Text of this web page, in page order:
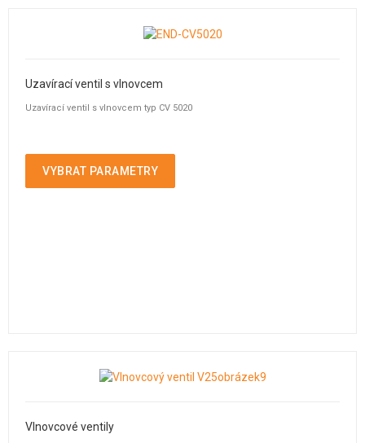
Uzavírací ventil s vlnovcem
Uzavírací ventil s vlnovcem typ CV 5020
VYBRAT PARAMETRY
Vlnovcové ventily